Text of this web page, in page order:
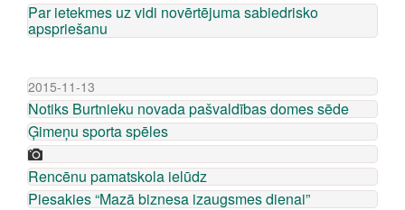
Par ietekmes uz vidi novērtējuma sabiedrisko
apspriešanu
2015-11-13
Notiks Burtnieku novada pašvaldības domes sēde
Ģimeņu sporta spēles
Rencēnu pamatskola ielūdz
Piesakies “Mazā biznesa izaugsmes dienai”